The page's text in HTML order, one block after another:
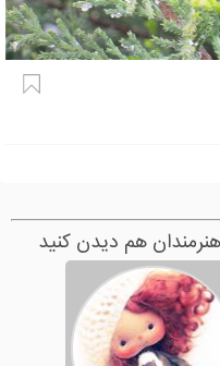
هم دیدن کنید